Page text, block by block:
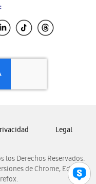
los Derechos Reservados.
de Chrome, Edge,
Legal